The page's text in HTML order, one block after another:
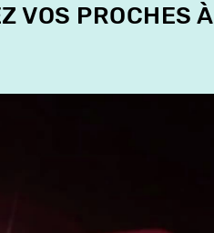
VOS PROCHES À